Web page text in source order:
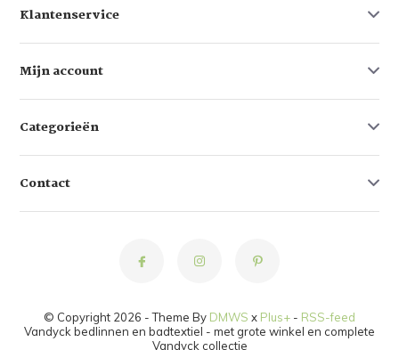
Klantenservice
Mijn account
Categorieën
Contact
© Copyright 2026 - Theme By DMWS x Plus+ - RSS-feed
Vandyck bedlinnen en badtextiel - met grote winkel en complete
Vandyck collectie